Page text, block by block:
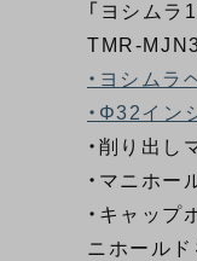
「ヨシム
TMR-
・ヨシム
・Φ32イ
・削り出
・マニホ
・キャッ
ニホール